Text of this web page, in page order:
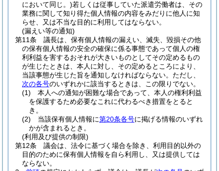
において同じ。)若しくは従事していた派遣労働者は、その
業務に関して知り得た個人情報の内容をみだりに他人に知
らせ、又は不当な目的に利用してはならない。
(漏えい等の通知)
第11条
議長は、保有個人情報の漏えい、滅失、毀損その他
の保有個人情報の安全の確保に係る事態であって個人の権
利利益を害するおそれが大きいものとしてその定めるもの
が生じたときは、本人に対し、その定めるところにより、
当該事態が生じた旨を通知しなければならない。 ただし、
次の各号のいずれかに該当するときは、この限りでない。
(1)
本人への通知が困難な場合であって、本人の権利利益
を保護するため必要なこれに代わるべき措置をとると
き。
(2)
当該保有個人情報に第20条各号に掲げる情報のいずれ
かが含まれるとき。
(利用及び提供の制限)
第12条
議会は、法令に基づく場合を除き、利用目的以外の
目的のために保有個人情報を自ら利用し、又は提供しては
ならない。